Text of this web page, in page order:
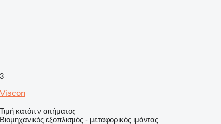
3
Viscon
Τιμή κατόπιν αιτήματος
Βιομηχανικός εξοπλισμός - μεταφορικός ιμάντας